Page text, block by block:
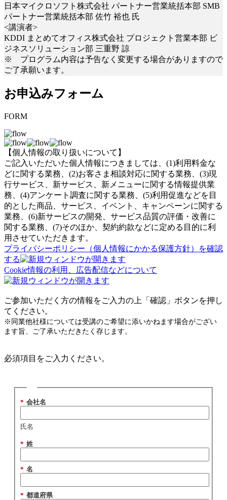
日本マイクロソフト株式会社 パートナー営業統括本部 SMB
パートナー営業統括本部 佐竹 裕也 氏
<講演者>
KDDI まとめてオフィス株式会社 プロジェクト営業本部 ビ
ジネスソリューション部 三重野 諒
※ プログラム内容は予告なく変更する場合がありますので
ご了承願います。
お申込みフォーム
FORM
【個人情報の取り扱いについて】
ご記入いただいた個人情報につきましては、(1)利用料金な
どに関する業務、(2)お客さま相談対応に関する業務、(3)現
行サービス、新サービス、新メニューに関する情報提供業
務、(4)アンケート調査に関する業務、(5)利用促進などを目
的とした商品、サービス、イベント、キャンペーンに関する
業務、(6)新サービスの開発、サービス品質の評価・改善に
関する業務、(7)そのほか、契約約款などに定める目的に利
用させていただきます。
プライバシーポリシー（個人情報にかかる保護方針）を確認
する
Cookie情報の利用、広告配信などについて
ご参加いただく方の情報をご入力の上「確認」ボタンを押し
てください。
※同業他社様については受講のご希望に添いかねます場合がござい
ます旨、ご了承いただきたく存じます。
必須項目をご入力ください。
* 会社名
氏名
* 姓
* 名
* 都道府県